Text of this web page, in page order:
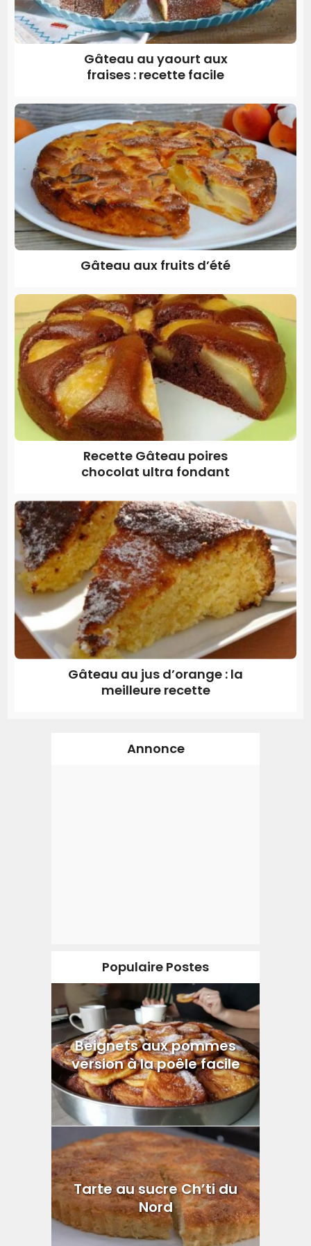
Gâteau au yaourt aux
fraises : recette facile
Gâteau aux fruits d’été
Recette Gâteau poires
chocolat ultra fondant
Gâteau au jus d’orange : la
meilleure recette
Annonce
Populaire Postes
Beignets aux pommes
version à la poêle facile
Tarte au sucre Ch’ti du
Nord